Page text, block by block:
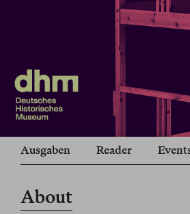
Ausgaben Reader
About